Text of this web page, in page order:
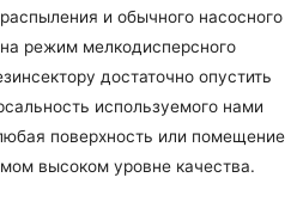
и обычного насосного
режим мелкодисперсного
достаточно опустить
используемого нами
поверхность или помещение
высоком уровне качества.